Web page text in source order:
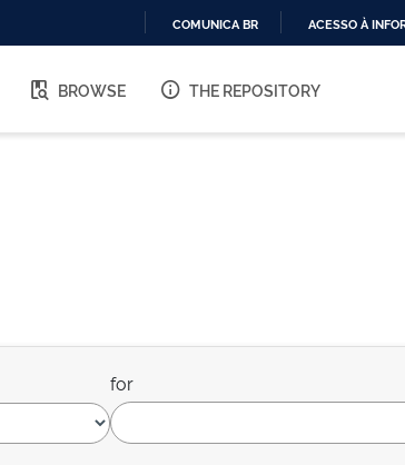
O
COMUNICA BR ACESSO À
BROWSE THE REPOSITORY
for